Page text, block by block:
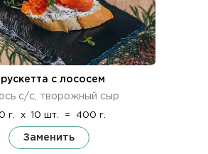
с лососем
с/с, творожный сыр
г. x 10 шт. = 400 г.
Заменить